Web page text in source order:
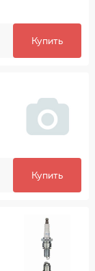
Купить
Купить